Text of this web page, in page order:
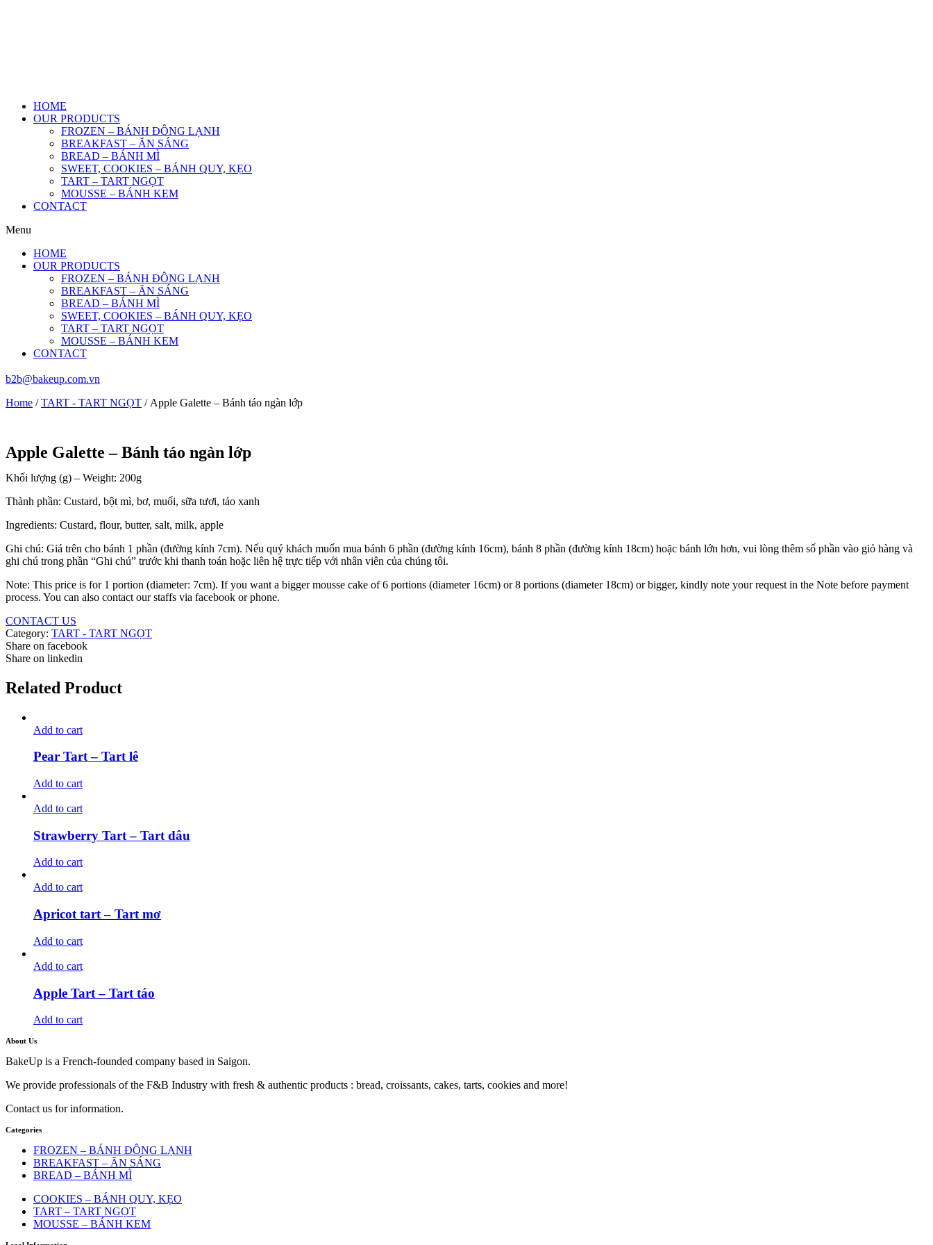
HOME
OUR PRODUCTS
FROZEN – BÁNH ĐÔNG LẠNH
BREAKFAST – ĂN SÁNG
BREAD – BÁNH MÌ
SWEET, COOKIES – BÁNH QUY, KẸO
TART – TART NGỌT
MOUSSE – BÁNH KEM
CONTACT
Menu
HOME
OUR PRODUCTS
FROZEN – BÁNH ĐÔNG LẠNH
BREAKFAST – ĂN SÁNG
BREAD – BÁNH MÌ
SWEET, COOKIES – BÁNH QUY, KẸO
TART – TART NGỌT
MOUSSE – BÁNH KEM
CONTACT
b2b@bakeup.com.vn
Home /TART - TART NGỌT / Apple Galette – Bánh táo ngàn lớp
Apple Galette – Bánh táo ngàn lớp
Khối lượng (g) – Weight: 200g
Thành phần: Custard, bột mì, bơ, muối, sữa tươi, táo xanh
Ingredients: Custard, flour, butter, salt, milk, apple
Ghi chú: Giá trên cho bánh 1 phần (đường kính 7cm). Nếu quý khách muốn mua bánh 6 phần (đường kính 16cm), bánh 8 phần (đường kính 18cm) hoặc bánh lớn hơn, vui lòng thêm số phần vào giỏ hàng và
ghi chú trong phần “Ghi chú” trước khi thanh toán hoặc liên hệ trực tiếp với nhân viên của chúng tôi.
Note: This price is for 1 portion (diameter: 7cm). If you want a bigger mousse cake of 6 portions (diameter 16cm) or 8 portions (diameter 18cm) or bigger, kindly note your request in the Note before payment
process. You can also contact our staffs via facebook or phone.
CONTACT US
Category: TART - TART NGỌT
Share on facebook
Share on linkedin
Related Product
Add to cart
Pear Tart – Tart lê
Add to cart
Add to cart
Strawberry Tart – Tart dâu
Add to cart
Add to cart
Apricot tart – Tart mơ
Add to cart
Add to cart
Apple Tart – Tart táo
Add to cart
About Us
BakeUp is a French-founded company based in Saigon.
We provide professionals of the F&B Industry with fresh & authentic products : bread, croissants, cakes, tarts, cookies and more!
Contact us for information.
Categories
FROZEN – BÁNH ĐÔNG LẠNH
BREAKFAST – ĂN SÁNG
BREAD – BÁNH MÌ
COOKIES – BÁNH QUY, KẸO
TART – TART NGỌT
MOUSSE – BÁNH KEM